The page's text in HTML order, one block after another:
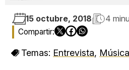
15 octubre, 2018 4
Temas: Entrevista, Música